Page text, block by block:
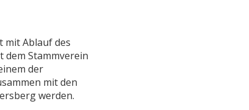
mit Ablauf des
dem Stammverein
der
mit den
werden.